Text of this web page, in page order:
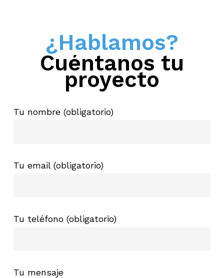
¿Hablamos?
Cuéntanos tu
proyecto
Tu nombre (obligatorio)
Tu email (obligatorio)
Tu teléfono (obligatorio)
Tu mensaje